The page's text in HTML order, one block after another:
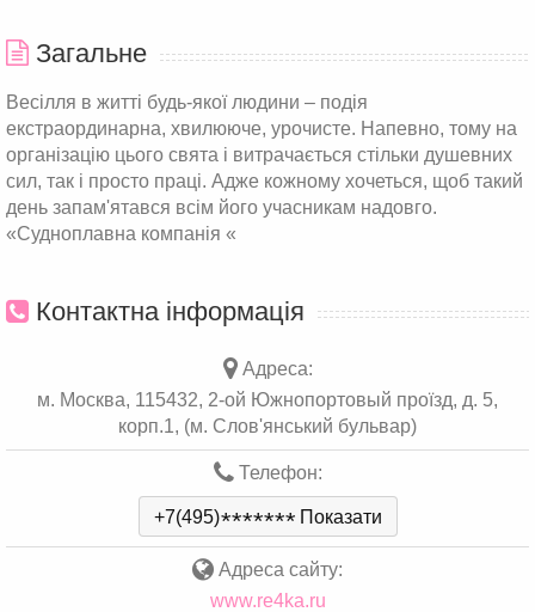
Загальне
Весілля в житті будь-якої людини – подія
екстраординарна, хвилююче, урочисте. Напевно, тому на
організацію цього свята і витрачається стільки душевних
сил, так і просто праці. Адже кожному хочеться, щоб такий
день запам'ятався всім його учасникам надовго.
«Судноплавна компанія «
Контактна інформація
Адреса:
м. Москва, 115432, 2-ой Южнопортовый проїзд, д. 5,
корп.1, (м. Слов'янський бульвар)
Телефон:
+7(495)******* Показати
Адреса сайту:
www.re4ka.ru